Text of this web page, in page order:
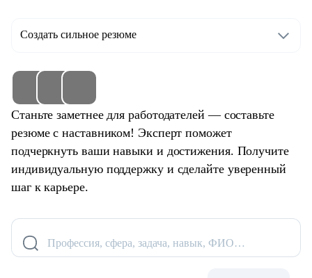
Создать сильное резюме
Станьте заметнее для работодателей — составьте
резюме с наставником! Эксперт поможет
подчеркнуть ваши навыки и достижения. Получите
индивидуальную поддержку и сделайте уверенный
шаг к карьере.
Профессия, сфера, задача, навык, ФИО…